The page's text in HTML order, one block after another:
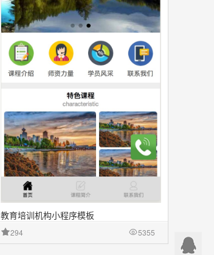
教育培训机构小程序模板
5355
294